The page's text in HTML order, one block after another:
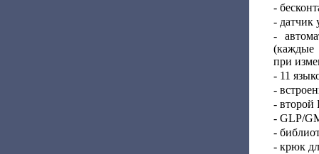
-
- датчик
-
(каждые
при
- 11
-
- второй
- GLP/
-
- крюк